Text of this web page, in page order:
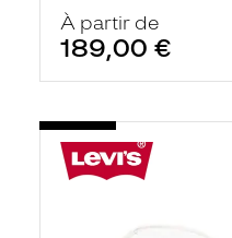
À partir de
189,00 €